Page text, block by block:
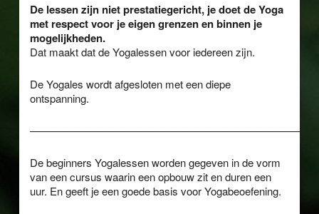
De lessen zijn niet prestatiegericht, je doet de Yoga
met respect voor je eigen grenzen en binnen je
mogelijkheden.
Dat maakt dat de Yogalessen voor iedereen zijn.
De Yogales wordt afgesloten met een diepe
ontspanning.
De beginners Yogalessen worden gegeven in de vorm
van een cursus waarin een opbouw zit en duren een
uur. En geeft je een goede basis voor Yogabeoefening.